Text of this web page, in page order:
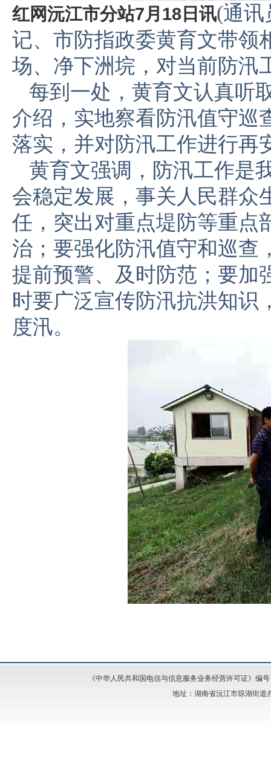
红网沅江市分站7月18日讯(通讯
记、市防指政委黄育文带领
场、净下洲垸，对当前防汛
每到一处，黄育文认真听
介绍，实地察看防汛值守巡
落实，并对防汛工作进行再
黄育文强调，防汛工作是
会稳定发展，事关人民群众
任，突出对重点堤防等重点
治；要强化防汛值守和巡查
提前预警、及时防范；要加
时要广泛宣传防汛抗洪知识
度汛。
《中华人民共和国电信与信息服务业务经营许可证》编
地址：湖南省沅江市琼湖街